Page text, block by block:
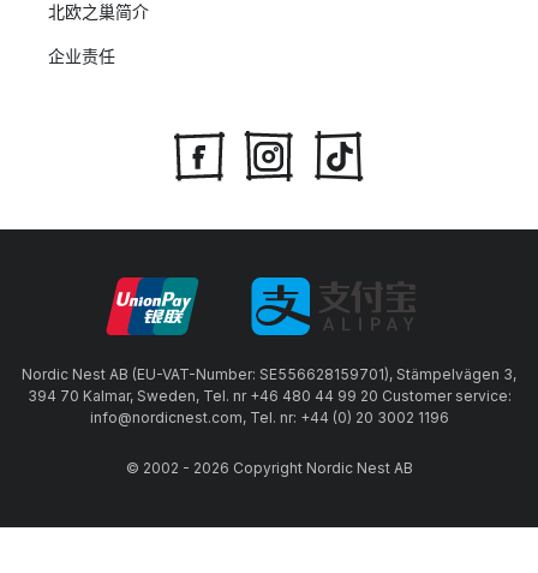
北欧之巢简介
企业责任
Nordic Nest AB (EU-VAT-Number: SE556628159701), Stämpelvägen 3,
394 70 Kalmar, Sweden, Tel. nr +46 480 44 99 20 Customer service:
info@nordicnest.com, Tel. nr: +44 (0) 20 3002 1196
© 2002 - 2026 Copyright Nordic Nest AB